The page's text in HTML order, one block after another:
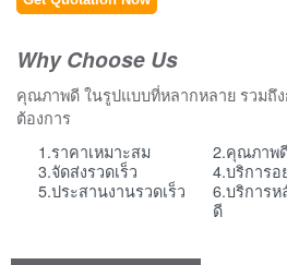
Why Choose Us
คุณภาพดี ในรูปแบบที่หลากหลาย รวมถึ
ต้องการ
1.ราคาเหมาะสม
2.คุณภาพ
3.จัดส่งรวดเร็ว
4.บริการอ
5.ประสานงานรวดเร็ว
6.บริการห
ดี